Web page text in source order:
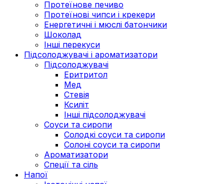
Протеїнове печиво
Протеїнові чипси і крекери
Енергетичні і мюслі батончики
Шоколад
Інші перекуси
Підсолоджувачі і ароматизатори
Підсолоджувачі
Еритритол
Мед
Стевія
Ксиліт
Інші підсолоджувачі
Соуси та сиропи
Солодкі соуси та сиропи
Солоні соуси та сиропи
Ароматизатори
Спеції та сіль
Напої